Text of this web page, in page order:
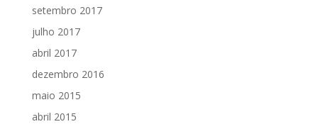
setembro 2017
julho 2017
abril 2017
dezembro 2016
maio 2015
abril 2015